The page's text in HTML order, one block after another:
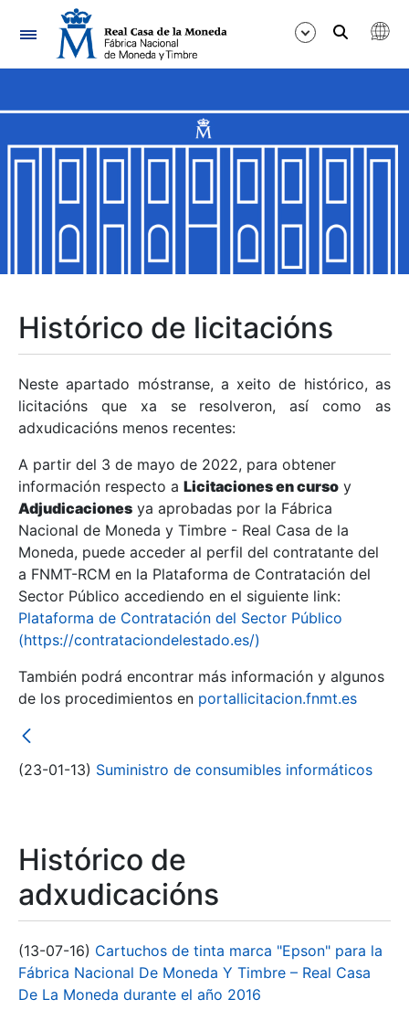
Navegación
Mostrar/Ocultar
Mostrar/Ocultar
Mostrar/Ocultar
Mostrar/Ocultar
Mostrar/Ocultar
Mostrar/Ocultar
Histórico de licitacións
Neste apartado móstranse, a xeito de histórico, as
licitacións que xa se resolveron, así como as
adxudicacións menos recentes:
A partir del 3 de mayo de 2022, para obtener
información respecto a Licitaciones en curso y
Adjudicaciones ya aprobadas por la Fábrica
Nacional de Moneda y Timbre - Real Casa de la
Moneda, puede acceder al perfil del contratante del
a FNMT-RCM en la Plataforma de Contratación del
Sector Público accediendo en el siguiente link:
Plataforma de Contratación del Sector Público
(https://contrataciondelestado.es/)
También podrá encontrar más información y algunos
de los procedimientos en portallicitacion.fnmt.es
(23-01-13) Suministro de consumibles informáticos
Histórico de
adxudicacións
(13-07-16) Cartuchos de tinta marca "Epson" para la
Fábrica Nacional De Moneda Y Timbre – Real Casa
De La Moneda durante el año 2016